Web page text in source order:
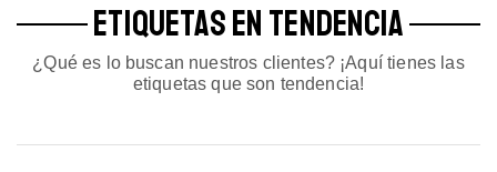
ETIQUETAS EN TENDENCIA
¿Qué es lo buscan nuestros clientes? ¡Aquí tienes las
etiquetas que son tendencia!